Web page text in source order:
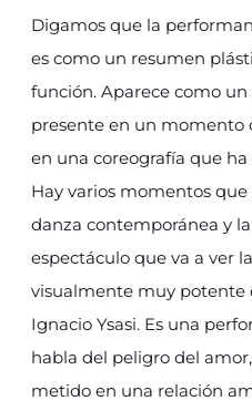
Digamos que la
es como un resumen
función. Aparece como
presente en un momento
en una coreografía que ha
Hay varios momentos
danza contemporánea y
espectáculo que va a ver
visualmente muy potente
Ignacio Ysasi. Es una
habla del peligro del
metido en una relación